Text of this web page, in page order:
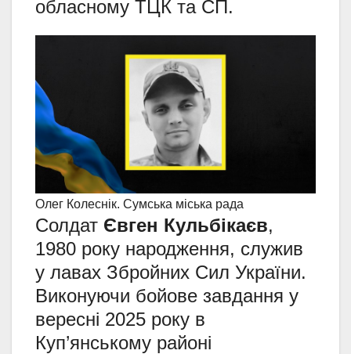
обласному ТЦК та СП.
Олег Колеснік. Сумська міська рада
Солдат Євген Кульбікаєв,
1980 року народження, служив
у лавах Збройних Сил України.
Виконуючи бойове завдання у
вересні 2025 року в
Куп’янському районі